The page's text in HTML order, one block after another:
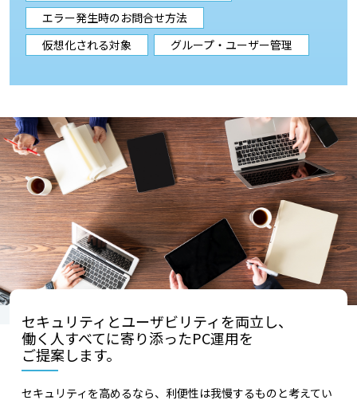
エラー発生時のお問合せ方法
仮想化される対象
グループ・ユーザー管理
セキュリティとユーザビリティを両立し、
働く人すべてに寄り添ったPC運用を
ご提案します。
セキュリティを高めるなら、利便性は我慢するものと考えてい